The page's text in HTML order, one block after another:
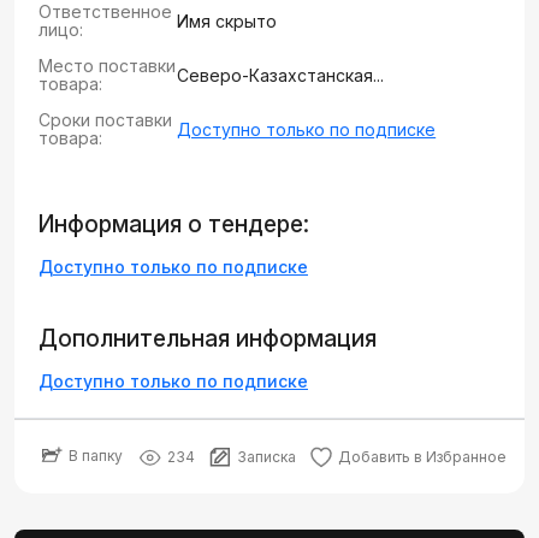
Ответственное
лицо:
Имя скрыто
Место поставки
товара:
Северо-Казахстанская...
Сроки поставки
товара:
Доступно только по подписке
Информация о тендере:
Доступно только по подписке
Дополнительная информация
Доступно только по подписке
В папку 234 Записка Добавить в Избранное